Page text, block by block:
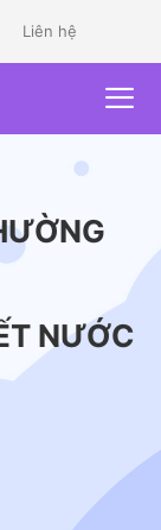
Liên hệ
NƯỚC